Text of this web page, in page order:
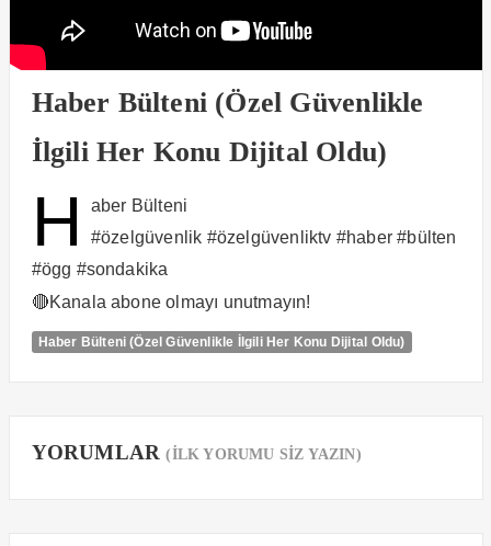
Haber Bülteni (Özel Güvenlikle
İlgili Her Konu Dijital Oldu)
H
aber Bülteni
#özelgüvenlik #özelgüvenliktv #haber #bülten
#ögg #sondakika
🔴Kanala abone olmayı unutmayın!
Haber Bülteni (Özel Güvenlikle İlgili Her Konu Dijital Oldu)
YORUMLAR(İLK YORUMU SİZ YAZIN)